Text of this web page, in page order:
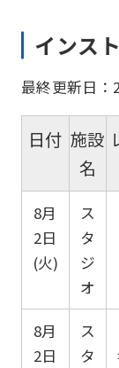
インス
最終更新日：
日付 施設
名
8月
2日
(火)
ス
タ
ジ
オ
8月
2日
ス
タ